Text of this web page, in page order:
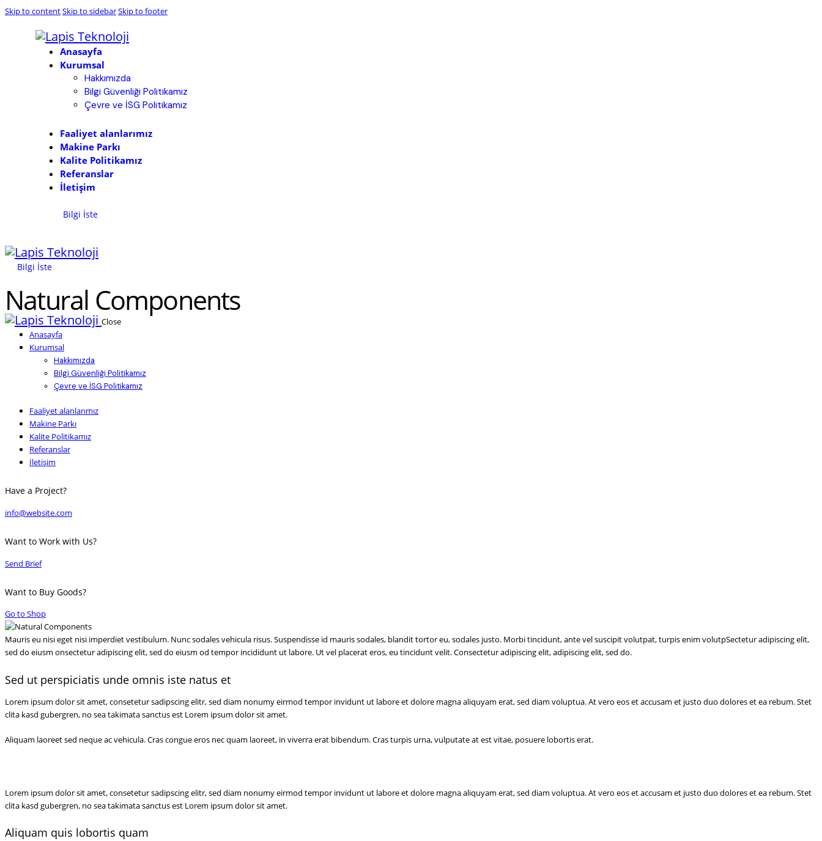
Skip to contentSkip to sidebarSkip to footer
Anasayfa
Kurumsal
Hakkımızda
Bilgi Güvenliği Politikamız
Çevre ve İSG Politikamız
Faaliyet alanlarımız
Makine Parkı
Kalite Politikamız
Referanslar
İletişim
Bilgi İste
Bilgi İste
Natural Components
Close
Anasayfa
Kurumsal
Hakkımızda
Bilgi Güvenliği Politikamız
Çevre ve İSG Politikamız
Faaliyet alanlarımız
Makine Parkı
Kalite Politikamız
Referanslar
İletişim
Have a Project?
info@website.com
Want to Work with Us?
Send Brief
Want to Buy Goods?
Go to Shop
Mauris eu nisi eget nisi imperdiet vestibulum. Nunc sodales vehicula risus. Suspendisse id mauris sodales, blandit tortor eu, sodales justo. Morbi tincidunt, ante vel suscipit volutpat, turpis enim volutpSectetur adipiscing elit,
sed do eiusm onsectetur adipiscing elit, sed do eiusm od tempor incididunt ut labore. Ut vel placerat eros, eu tincidunt velit. Consectetur adipiscing elit, adipiscing elit, sed do.
Sed ut perspiciatis unde omnis iste natus et
Lorem ipsum dolor sit amet, consetetur sadipscing elitr, sed diam nonumy eirmod tempor invidunt ut labore et dolore magna aliquyam erat, sed diam voluptua. At vero eos et accusam et justo duo dolores et ea rebum. Stet
clita kasd gubergren, no sea takimata sanctus est Lorem ipsum dolor sit amet.
Aliquam laoreet sed neque ac vehicula. Cras congue eros nec quam laoreet, in viverra erat bibendum. Cras turpis urna, vulputate at est vitae, posuere lobortis erat.
Lorem ipsum dolor sit amet, consetetur sadipscing elitr, sed diam nonumy eirmod tempor invidunt ut labore et dolore magna aliquyam erat, sed diam voluptua. At vero eos et accusam et justo duo dolores et ea rebum. Stet
clita kasd gubergren, no sea takimata sanctus est Lorem ipsum dolor sit amet.
Aliquam quis lobortis quam